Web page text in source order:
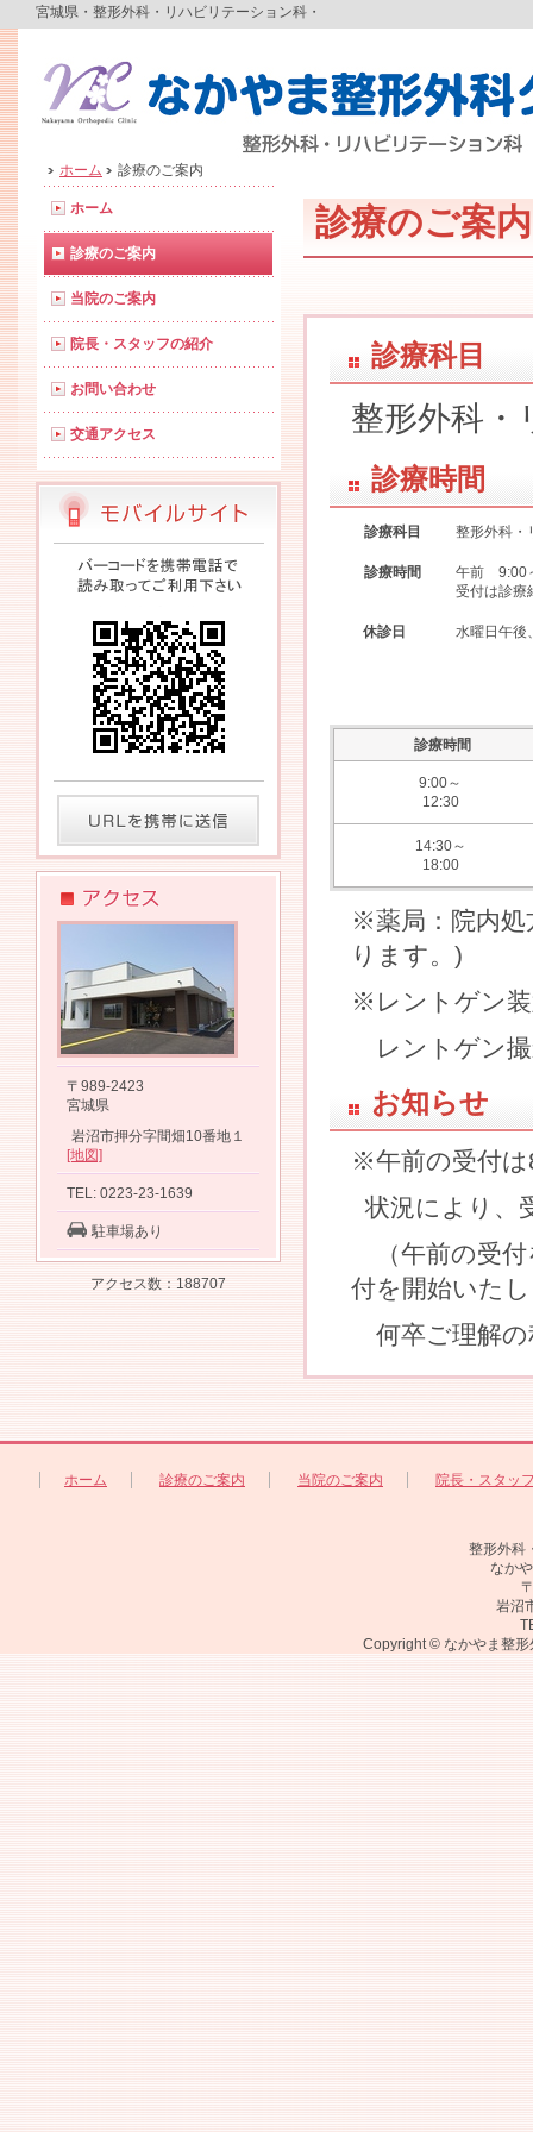
宮城県・整形外科・リハビリテーション科・
ホーム 診療のご案内
診療のご案内
診療科目
整形外科・
診療時間
診療科目 整形外科・
診療時間
午前
受付は診療
休診日 水曜日午後
診療時間
9:00～
12:30
14:30～
18:00
※薬局：院内処
ります。)
※レントゲン装
レントゲン撮
お知らせ
※午前の受付は
状況により、
（午前の受付
付を開始いた
何卒ご理解の
ホーム
診療のご案内
当院のご案内
院長・スタッフの紹介
お問い合わせ
交通アクセス
〒989-2423
宮城県
岩沼市押分字間畑10番地１
[地図]
TEL: 0223-23-1639
駐車場あり
アクセス数：188707
ホーム 診療のご案内 当院のご案内 院長・スタッ
整形外科
なか
岩沼
Copyright © なかやま整